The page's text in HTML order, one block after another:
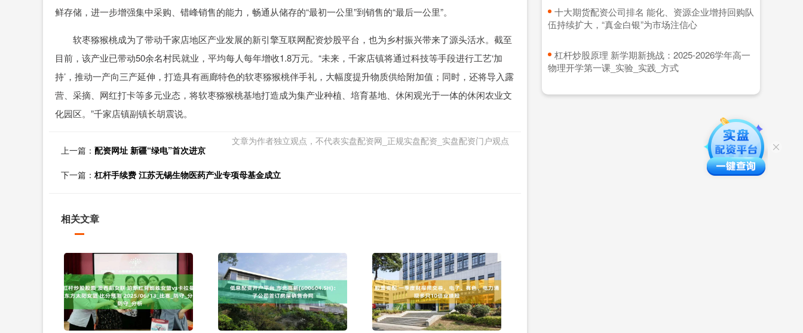
鲜存储，进一步增强集中采购、错峰销售的能力，畅通从储存的“最初一公里”到销售的“最后一公里”。
软枣猕猴桃成为了带动千家店地区产业发展的新引擎互联网配资炒股平台，也为乡村振兴带来了源头活水。截至
目前，该产业已带动50余名村民就业，平均每人每年增收1.8万元。“未来，千家店镇将通过科技等手段进行工艺‘加
持’，推动一产向三产延伸，打造具有画廊特色的软枣猕猴桃伴手礼，大幅度提升物质供给附加值；同时，还将导入露
营、采摘、网红打卡等多元业态，将软枣猕猴桃基地打造成为集产业种植、培育基地、休闲观光于一体的休闲农业文
化园区。”千家店镇副镇长胡震说。
文章为作者独立观点，不代表实盘配资网_正规实盘配资_实盘配资门户观点
上一篇： 配资网址 新疆“绿电”首次进京
下一篇： 杠杆手续费 江苏无锡生物医药产业专项母基金成立
相关文章
​十大期货配资公司排名 能化、资源企业增持回购队
伍持续扩大，“真金白银”为市场注信心
​杠杆炒股原理 新学期新挑战：2025-2026学年高一
物理开学第一课_实验_实践_方式